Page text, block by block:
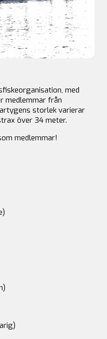
med
medlemmar från
storlek varierar
över 34 meter.
medlemmar!